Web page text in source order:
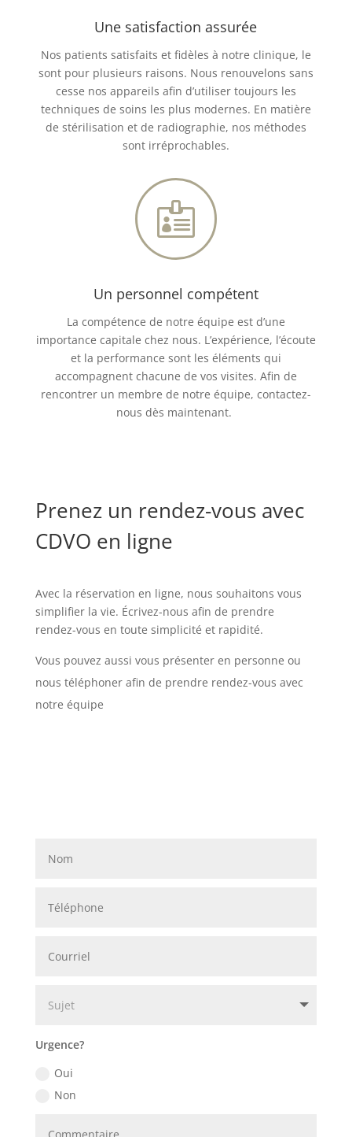
Une satisfaction assurée
Nos patients satisfaits et fidèles à notre clinique, le
sont pour plusieurs raisons. Nous renouvelons sans
cesse nos appareils afin d’utiliser toujours les
techniques de soins les plus modernes. En matière
de stérilisation et de radiographie, nos méthodes
sont irréprochables.

Un personnel compétent
La compétence de notre équipe est d’une
importance capitale chez nous. L’expérience, l’écoute
et la performance sont les éléments qui
accompagnent chacune de vos visites. Afin de
rencontrer un membre de notre équipe, contactez-
nous dès maintenant.
Prenez un rendez-vous avec
CDVO en ligne
Avec la réservation en ligne, nous souhaitons vous
simplifier la vie. Écrivez-nous afin de prendre
rendez-vous en toute simplicité et rapidité.
Vous pouvez aussi vous présenter en personne ou
nous téléphoner afin de prendre rendez-vous avec
notre équipe
Urgence?
Oui
Non